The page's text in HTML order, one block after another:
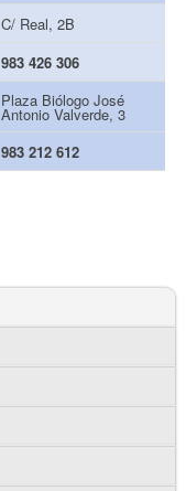
C/ Real, 2B
983 426 306
Plaza Biólogo José
Antonio Valverde, 3
983 212 612